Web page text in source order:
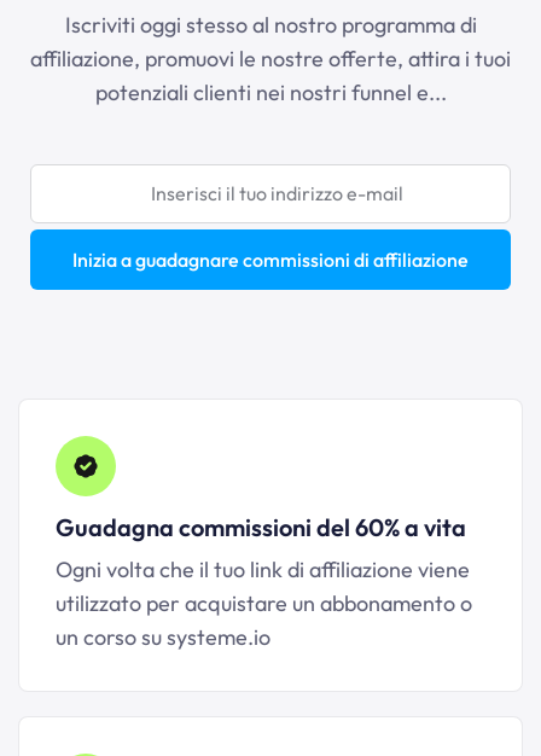
Iscriviti oggi stesso al nostro programma di
affiliazione, promuovi le nostre offerte, attira i tuoi
potenziali clienti nei nostri funnel e...
Inizia a guadagnare commissioni di affiliazione
Guadagna commissioni del 60% a vita
Ogni volta che il tuo link di affiliazione viene
utilizzato per acquistare un abbonamento o
un corso susysteme.io